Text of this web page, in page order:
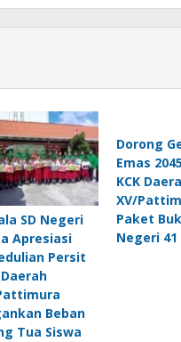
SD Negeri
Apresiasi
Persit
Daerah
Beban
Tua Siswa
Dorong
Emas
KCK
XV/
Paket
Negeri